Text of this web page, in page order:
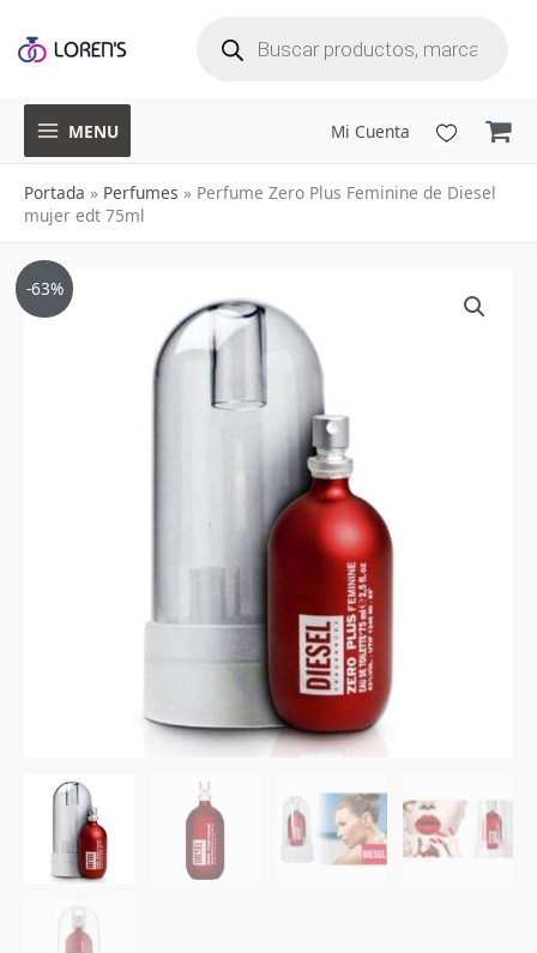
MENU Mi Cuenta
Portada » Perfumes » Perfume Zero Plus Feminine de Diesel
mujer edt 75ml
-63%
precio
original
precio
actual
es:
$89,900.